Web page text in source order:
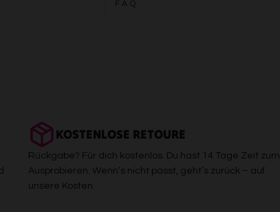
FAQ
KOSTENLOSE RETOURE
Rückgabe? Für dich kostenlos. Du hast 14 Tage Zeit zum
Ausprobieren. Wenn’s nicht passt, geht’s zurück – auf
unsere Kosten.